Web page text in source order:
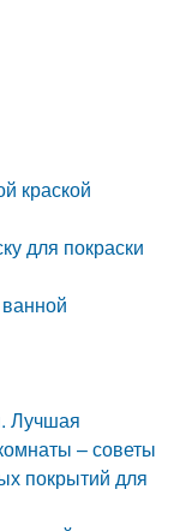
краской
для покраски
Лучшая
– советы
покрытий для